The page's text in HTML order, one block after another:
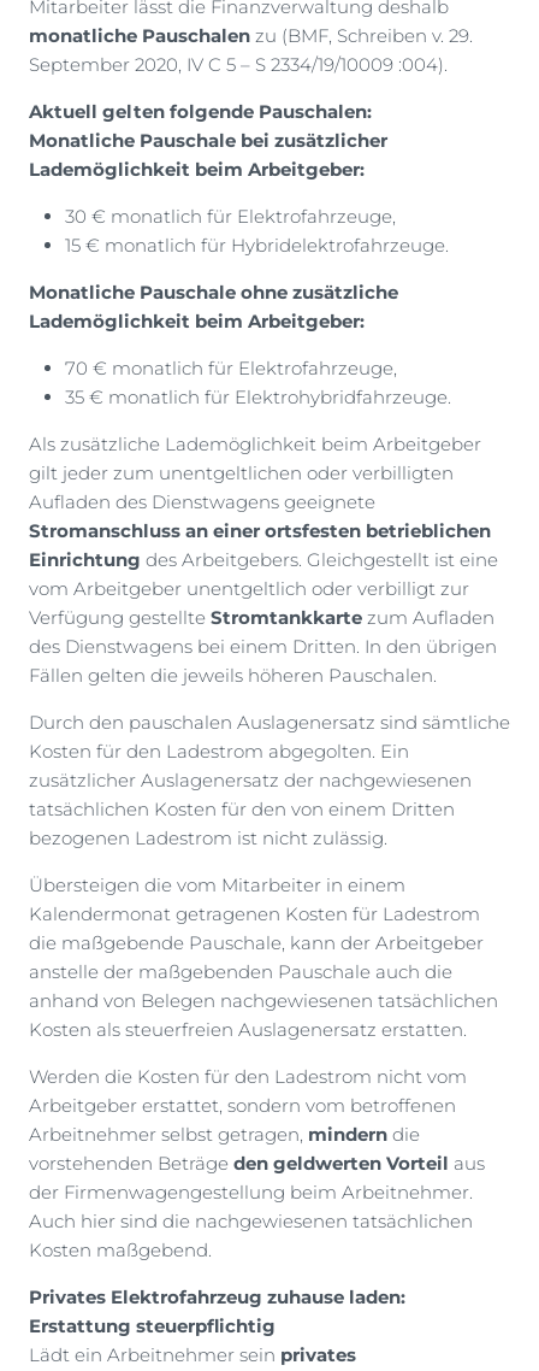
Mitarbeiter lässt die Finanzverwaltung deshalb
monatliche Pauschalen zu (BMF, Schreiben v. 29.
September 2020, IV C 5 – S 2334/19/10009 :004).
Aktuell gelten folgende Pauschalen:
Monatliche Pauschale bei zusätzlicher
Lademöglichkeit beim Arbeitgeber:
30 € monatlich für Elektrofahrzeuge,
15 € monatlich für Hybridelektrofahrzeuge.
Monatliche Pauschale ohne zusätzliche
Lademöglichkeit beim Arbeitgeber:
70 € monatlich für Elektrofahrzeuge,
35 € monatlich für Elektrohybridfahrzeuge.
Als zusätzliche Lademöglichkeit beim Arbeitgeber
gilt jeder zum unentgeltlichen oder verbilligten
Aufladen des Dienstwagens geeignete
Stromanschluss an einer ortsfesten betrieblichen
Einrichtung des Arbeitgebers. Gleichgestellt ist eine
vom Arbeitgeber unentgeltlich oder verbilligt zur
Verfügung gestellte Stromtankkarte zum Aufladen
des Dienstwagens bei einem Dritten. In den übrigen
Fällen gelten die jeweils höheren Pauschalen.
Durch den pauschalen Auslagenersatz sind sämtliche
Kosten für den Ladestrom abgegolten. Ein
zusätzlicher Auslagenersatz der nachgewiesenen
tatsächlichen Kosten für den von einem Dritten
bezogenen Ladestrom ist nicht zulässig.
Übersteigen die vom Mitarbeiter in einem
Kalendermonat getragenen Kosten für Ladestrom
die maßgebende Pauschale, kann der Arbeitgeber
anstelle der maßgebenden Pauschale auch die
anhand von Belegen nachgewiesenen tatsächlichen
Kosten als steuerfreien Auslagenersatz erstatten.
Werden die Kosten für den Ladestrom nicht vom
Arbeitgeber erstattet, sondern vom betroffenen
Arbeitnehmer selbst getragen, mindern die
vorstehenden Beträge den geldwerten Vorteil aus
der Firmenwagengestellung beim Arbeitnehmer.
Auch hier sind die nachgewiesenen tatsächlichen
Kosten maßgebend.
Privates Elektrofahrzeug zuhause laden:
Erstattung steuerpflichtig
Lädt ein Arbeitnehmer sein privates